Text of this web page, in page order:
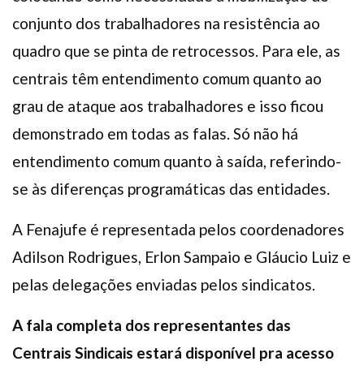
conjunto dos trabalhadores na resistência ao
quadro que se pinta de retrocessos. Para ele, as
centrais têm entendimento comum quanto ao
grau de ataque aos trabalhadores e isso ficou
demonstrado em todas as falas. Só não há
entendimento comum quanto à saída, referindo-
se às diferenças programáticas das entidades.
A Fenajufe é representada pelos coordenadores
Adilson Rodrigues, Erlon Sampaio e Gláucio Luiz e
pelas delegações enviadas pelos sindicatos.
A fala completa dos representantes das
Centrais Sindicais estará disponível pra acesso